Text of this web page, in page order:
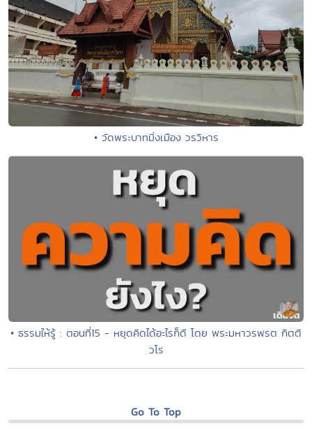
• วัดพระบาทมิ่งเมือง วรวิหาร
• ธรรมให้รู้ : ตอนที่15 - หยุดคิดได้อะไรก็ดี โดย พระมหาวรพรต กิตติ
วโร
Go To Top